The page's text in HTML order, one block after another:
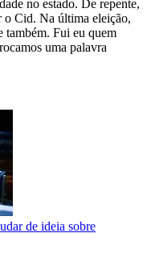
no estado. De repente,
o Cid. Na última eleição,
também. Fui eu quem
uma palavra
de ideia sobre